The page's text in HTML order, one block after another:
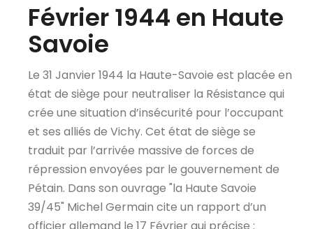
RESSOURCES
Février 1944 en Haute
Savoie
Le 31 Janvier 1944 la Haute-Savoie est placée en
état de siège pour neutraliser la Résistance qui
crée une situation d’insécurité pour l’occupant
et ses alliés de Vichy. Cet état de siège se
traduit par l’arrivée massive de forces de
répression envoyées par le gouvernement de
Pétain. Dans son ouvrage "la Haute Savoie
39/45" Michel Germain cite un rapport d’un